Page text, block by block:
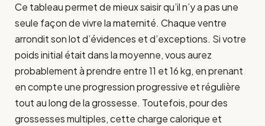
Ce tableau permet de mieux saisir qu’il n’y a pas une
seule façon de vivre la maternité. Chaque ventre
arrondit son lot d’évidences et d’exceptions. Si votre
poids initial était dans la moyenne, vous aurez
probablement à prendre entre 11 et 16 kg, en prenant
en compte une progression progressive et régulière
tout au long de la grossesse. Toutefois, pour des
grossesses multiples, cette charge calorique et